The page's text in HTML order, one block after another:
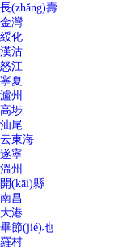
長(zhǎng)壽
金灣
綏化
漢沽
怒江
寧夏
瀘州
高埗
汕尾
云東海
遂寧
溫州
開(kāi)縣
南昌
大港
畢節(jié)地
羅村